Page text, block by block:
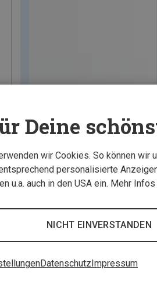
Deine
wir Cookies. So können wir
personalisierte
u.a. auch in den USA ein. Mehr
NICHT EINVERSTANDEN
Datenschutz Impressum